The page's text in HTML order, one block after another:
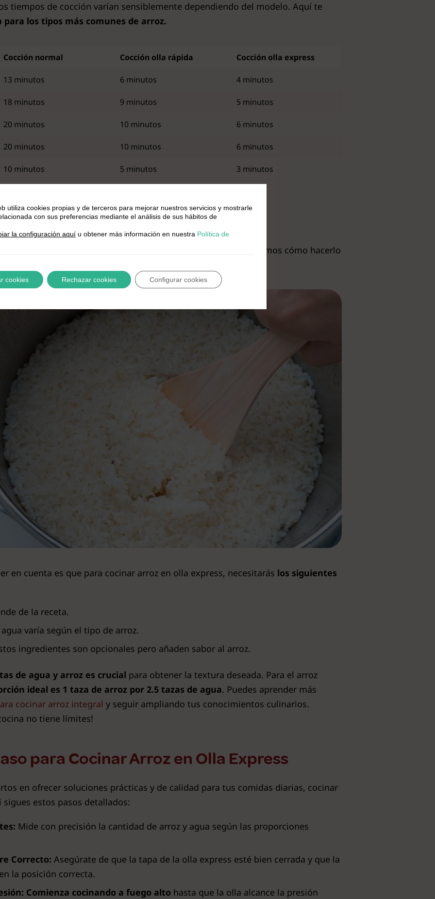
tiempos de cocción varían sensiblemente dependiendo del modelo. Aquí te
para los tipos más comunes de arroz.
Cocción normal Cocción olla rápida Cocción olla express
13 minutos 6 minutos 4 minutos
18 minutos 9 minutos 5 minutos
20 minutos 10 minutos 6 minutos
20 minutos 10 minutos 6 minutos
10 minutos 5 minutos 3 minutos
en Olla Express
es sencillo si sigues estos pasos. A continuación, te explicamos cómo hacerlo
en cuenta es que para cocinar arroz en olla express, necesitarás los siguientes
de la receta.
varía según el tipo de arroz.
ingredientes son opcionales pero añaden sabor al arroz.
de agua y arroz es crucial para obtener la textura deseada. Para el arroz
ideal es 1 taza de arroz por 2.5 tazas de agua. Puedes aprender más
cocinar arroz integral y seguir ampliando tus conocimientos culinarios.
no tiene límites!
para Cocinar Arroz en Olla Express
en ofrecer soluciones prácticas y de calidad para tus comidas diarias, cocinar
estos pasos detallados:
Mide con precisión la cantidad de arroz y agua según las proporciones
Correcto: Asegúrate de que la tapa de la olla express esté bien cerrada y que la
la posición correcta.
Comienza cocinando a fuego alto hasta que la olla alcance la presión
utiliza cookies propias y de terceros para mejorar nuestros servicios y mostrarle
con sus preferencias mediante el análisis de sus hábitos de
la configuración aquí u obtener más información en nuestra Política de
cookies Rechazar cookies Configurar cookies